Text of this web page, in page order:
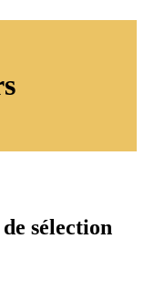
sélection